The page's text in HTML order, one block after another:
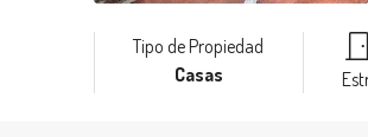
Tipo de Propiedad
Casas